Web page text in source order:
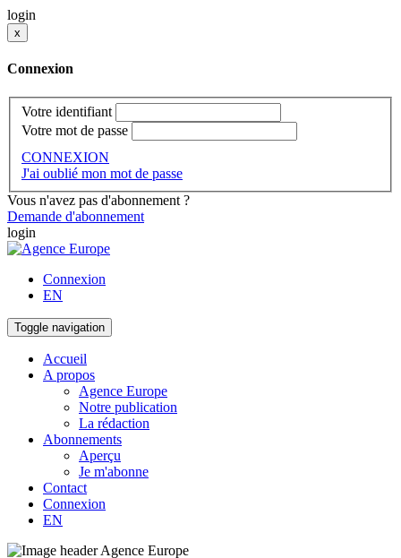
login
x
Connexion
Votre identifiant
Votre mot de passe
CONNEXION
J'ai oublié mon mot de passe
Vous n'avez pas d'abonnement ?
Demande d'abonnement
login
Connexion
EN
Toggle navigation
Accueil
A propos
Agence Europe
Notre publication
La rédaction
Abonnements
Aperçu
Je m'abonne
Contact
Connexion
EN